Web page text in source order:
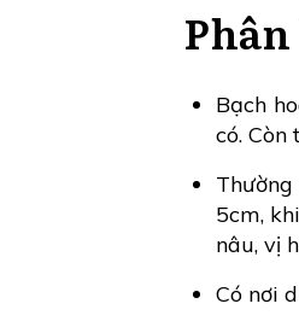
Bạch
có. Còn
5cm,
nâu, vị
Có nơi